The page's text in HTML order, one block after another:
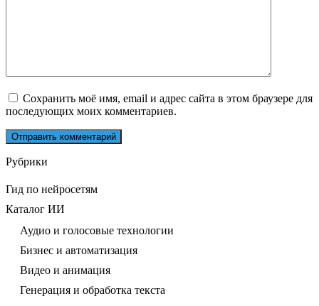
Сохранить моё имя, email и адрес сайта в этом браузере для
последующих моих комментариев.
Рубрики
Гид по нейросетям
Каталог ИИ
Аудио и голосовые технологии
Бизнес и автоматизация
Видео и анимация
Генерация и обработка текста